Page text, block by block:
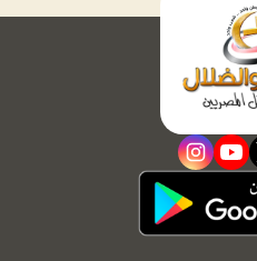
youtube
instagram